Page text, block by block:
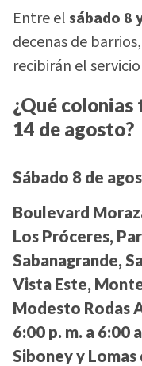
Entre elsábado 8
decenas de
recibirán el
¿Qué colonias
14 de agosto?
Sábado 8 de
Boulevard
Los Próceres,
Sabanagrande,
Vista Este,
Modesto Rodas
6:00 p. m. a 6:00
Siboney y Lomas